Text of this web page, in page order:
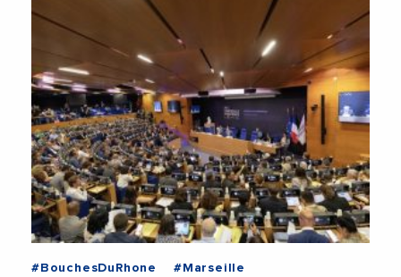
#BouchesDuRhone
#Marseille